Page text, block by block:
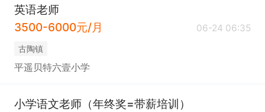
英语老师
3500-6000元/月
06-24 06:35
古陶镇
平遥贝特六壹小学
小学语文老师（年终奖=带薪培训）